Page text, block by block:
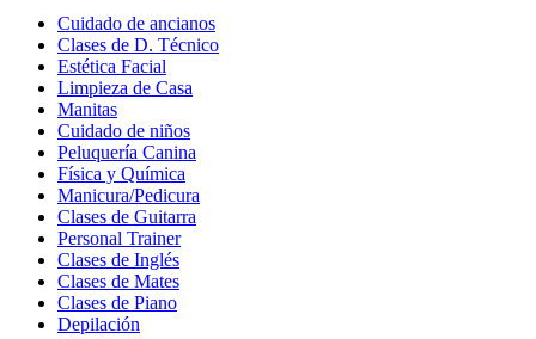
Cuidado de ancianos
Clases de D. Técnico
Estética Facial
Limpieza de Casa
Manitas
Cuidado de niños
Peluquería Canina
Física y Química
Manicura/Pedicura
Clases de Guitarra
Personal Trainer
Clases de Inglés
Clases de Mates
Clases de Piano
Depilación